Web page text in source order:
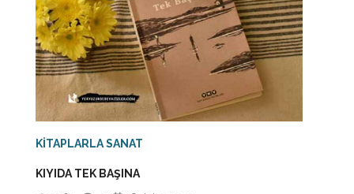
KİTAPLARLA SANAT
KIYIDA TEK BAŞINA